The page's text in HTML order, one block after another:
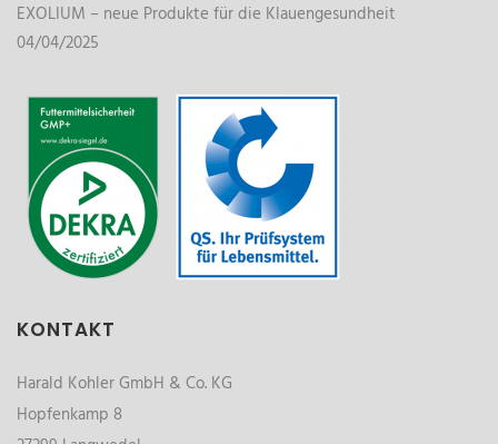
EXOLIUM – neue Produkte für die Klauengesundheit
04/04/2025
KONTAKT
Harald Kohler GmbH & Co. KG
Hopfenkamp 8